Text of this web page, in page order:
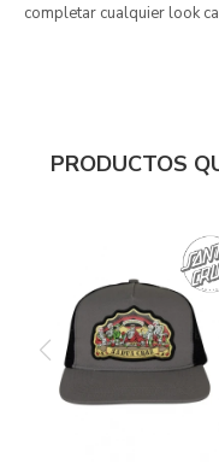
completar cualquier look
PRODUCTOS